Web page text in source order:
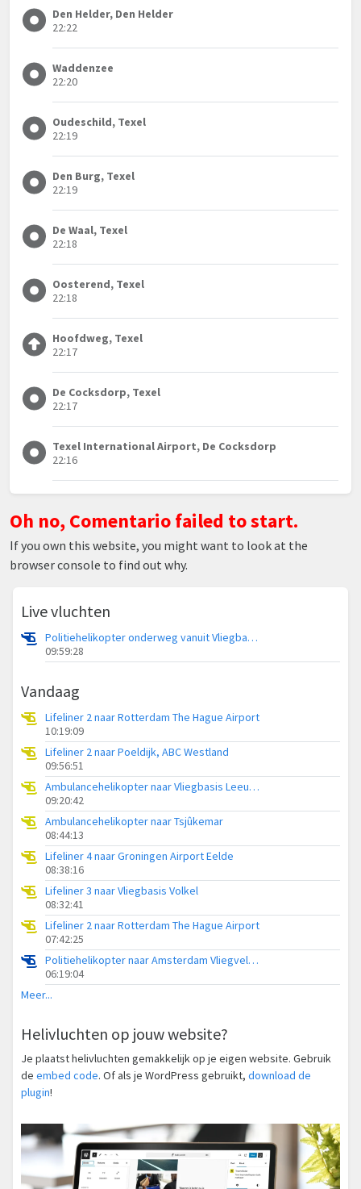
Den Helder, Den Helder
22:22
Waddenzee
22:20
Oudeschild, Texel
22:19
Den Burg, Texel
22:19
De Waal, Texel
22:18
Oosterend, Texel
22:18
Hoofdweg, Texel
22:17
De Cocksdorp, Texel
22:17
Texel International Airport, De Cocksdorp
22:16
Oh no, Comentario failed to start.
If you own this website, you might want to look at the
browser console to find out why.
Live vluchten
Politiehelikopter onderweg vanuit Vliegbasis Volkel
09:59:28
Vandaag
Lifeliner 2 naar Rotterdam The Hague Airport
10:19:09
Lifeliner 2 naar Poeldijk, ABC Westland
09:56:51
Ambulancehelikopter naar Vliegbasis Leeuwarden
09:20:42
Ambulancehelikopter naar Tsjûkemar
08:44:13
Lifeliner 4 naar Groningen Airport Eelde
08:38:16
Lifeliner 3 naar Vliegbasis Volkel
08:32:41
Lifeliner 2 naar Rotterdam The Hague Airport
07:42:25
Politiehelikopter naar Amsterdam Vliegveld Schiphol
06:19:04
Meer...
Helivluchten op jouw website?
Je plaatst helivluchten gemakkelijk op je eigen website. Gebruik
de embed code. Of als je WordPress gebruikt, download de
plugin!